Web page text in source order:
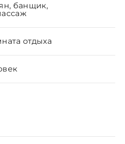
банщик,
отдыха